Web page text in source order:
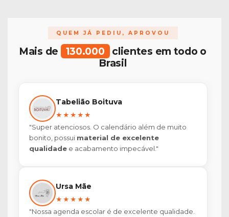
QUEM JÁ PEDIU, APROVOU
Mais de 130.000
clientes em todo o
Brasil
Tabelião Boituva
★★★★★
"Super atenciosos. O calendário além de muito
bonito, possui material de excelente
qualidadee acabamento impecável."
Ursa Mãe
★★★★★
"Nossa agenda escolar é de excelente qualidade.